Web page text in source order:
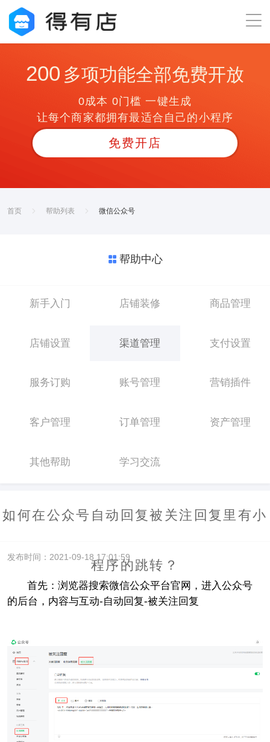
200 多项功能全部免费开放
0成本 0门槛 一键生成
让每个商家都拥有最适合自己的小程序
免费开店
首页 帮助列表 微信公众号
帮助中心
新手入门 店铺装修 商品管理
店铺设置 渠道管理 支付设置
服务订购 账号管理 营销插件
客户管理 订单管理 资产管理
其他帮助 学习交流
如何在公众号自动回复被关注回复里有小
程序的跳转？
发布时间：2021-09-18 17:01:59
首先：浏览器搜索微信公众平台官网，进入公众号
的后台，内容与互动-自动回复-被关注回复